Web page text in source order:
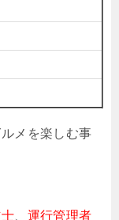
メを楽しむ事
運行管理者